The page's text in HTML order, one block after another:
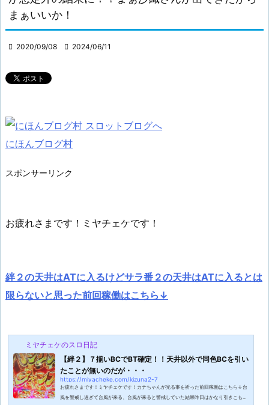
まぁいいか！
 2020/09/08  2024/06/11
にほんブログ村
スポンサーリンク
お疲れさまです！ミヤチェケです！
絆２の天井はATに入るけどサラ番２の天井はATに入るとは
限らないと思った前回稼働はこちら↓
ミヤチェケのスロ日記
【絆２】７揃いBCでBT確定！！天井以外で同色BCを引い
たことが無いのだが・・・
https://miyacheke.com/kizuna2-7
お疲れさまです！ミヤチェケです！カナちゃんが光る事を祈った前回稼働はこちら↓台
風を警戒し過ぎて台風が来る、台風が来ると警戒していた結果昨日はかなり引きこもっ